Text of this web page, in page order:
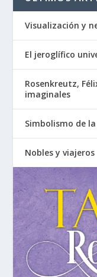
Visualización y
El jeroglífico
Rosenkreutz,
imaginales
Simbolismo de la
Nobles y viajeros